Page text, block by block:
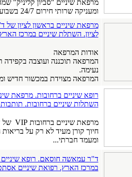
מרפאת שיניים "סביון קליניק"
ומעניקה שרותי חירום 24/7 בשבוע לכלל האוכלוסייה הזקוקה לכך.
מרפאת שיניים בראשון לציון של
לציון. השתלת שיניים במרכז
אודות המרפאה
המרפאה תוכננה ועוצבה בקפידה
נעימה.
המרפאה מצוידת במכשור חדיש
רופא שיניים ברחובות. מרפאת
השתלות שיניים ברחובות.
מרפאת שיניים ברחובות VIP של ד"ר פרוניק: החיוך שלא נגמר
חיוך קורן מעיד לא רק על
ומעמד חברתי...
ד"ר עמאשה חוסאם. רופא שיניים
במרכז הארץ. רפואת שיניים